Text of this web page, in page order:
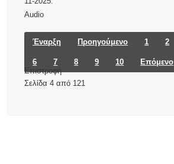
Audio
Έναρξη Προηγούμενο 1 2
6 7 8 9 10 Επόμενο
Σελίδα 4 από 121
Επιστροφή